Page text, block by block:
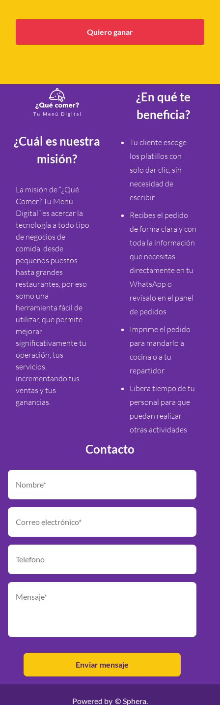
Quiero ganar
¿Cuál es nuestra
misión?
La misión de “¿Qué
Comer? Tu Menú
Digital” es acercar la
tecnología a todo tipo
de negocios de
comida, desde
pequeños puestos
hasta grandes
restaurantes, por eso
somo una
herramienta fácil de
utilizar, que permite
mejorar
significativamente tu
operación, tus
servicios,
incrementando tus
ventas y tus
ganancias.
¿En qué te
beneficia?
Tu cliente escoge
los platillos con
solo dar clic, sin
necesidad de
escribir
Recibes el pedido
de forma clara y con
toda la información
que necesitas
directamente en tu
WhatsApp o
revísalo en el panel
de pedidos
Imprime el pedido
para mandarlo a
cocina o a tu
repartidor
Libera tiempo de tu
personal para que
puedan realizar
otras actividades
Contacto
Powered by © Sphera.